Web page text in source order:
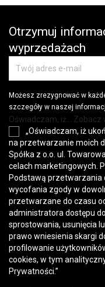
Otrzymuj
wyprzedażach
Możesz zrezygnować w
szczegóły w naszej
Oświadczam, iż... Zobacz
„Oświadczam, iż
na przetwarzanie moich
Spółka z o.o. ul.
celach marketingowych.
Podstawą przetwarzania
wycofania zgody w
przetwarzane do czasu
administratora dostępu
sprostowania, usunięcia
prawo wniesienia skargi
profilowanie
cookies, w tym
Prywatności.”